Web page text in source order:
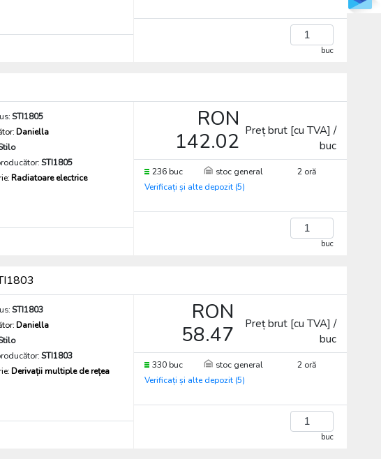
buc
STI1805
Daniella
STI1805
Radiatoare electrice
RON
142.02 Preț brut [cu TVA] /
buc
236 buc stoc general
2 oră
Verificați și alte depozit (5)
buc
STI1803
Daniella
STI1803
Derivații multiple de rețea
RON
58.47
Preț brut [cu TVA] /
buc
330 buc stoc general
2 oră
Verificați și alte depozit (5)
buc